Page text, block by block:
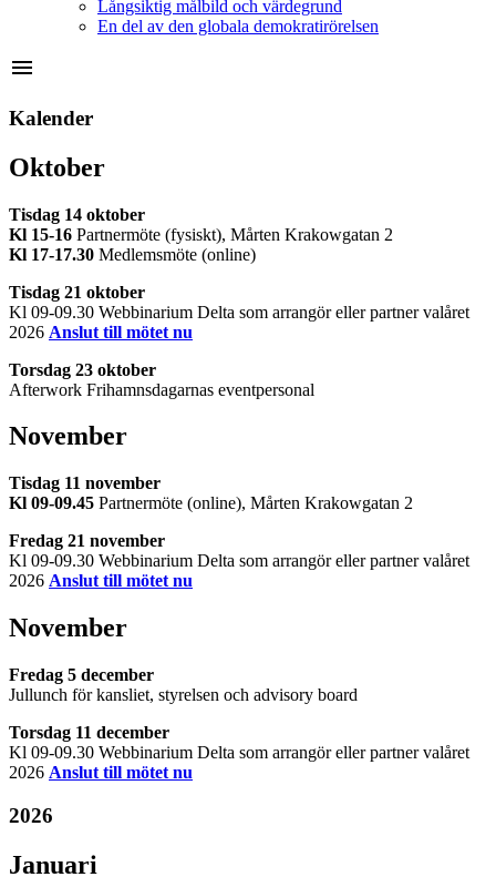
Långsiktig målbild och värdegrund
En del av den globala demokratirörelsen
menu
Kalender
Oktober
Tisdag 14 oktober
Kl 15-16 Partnermöte (fysiskt), Mårten Krakowgatan 2
Kl 17-17.30 Medlemsmöte (online)
Tisdag 21 oktober
Kl 09-09.30 Webbinarium Delta som arrangör eller partner valåret
2026 Anslut till mötet nu
Torsdag 23 oktober
Afterwork Frihamnsdagarnas eventpersonal
November
Tisdag 11 november
Kl 09-09.45 Partnermöte (online), Mårten Krakowgatan 2
Fredag 21 november
Kl 09-09.30 Webbinarium Delta som arrangör eller partner valåret
2026 Anslut till mötet nu
November
Fredag 5 december
Jullunch för kansliet, styrelsen och advisory board
Torsdag 11 december
Kl 09-09.30 Webbinarium Delta som arrangör eller partner valåret
2026 Anslut till mötet nu
2026
Januari